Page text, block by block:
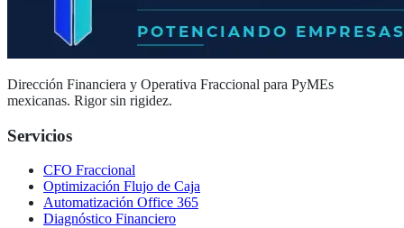
Dirección Financiera y Operativa Fraccional para PyMEs
mexicanas. Rigor sin rigidez.
Servicios
CFO Fraccional
Optimización Flujo de Caja
Automatización Office 365
Diagnóstico Financiero